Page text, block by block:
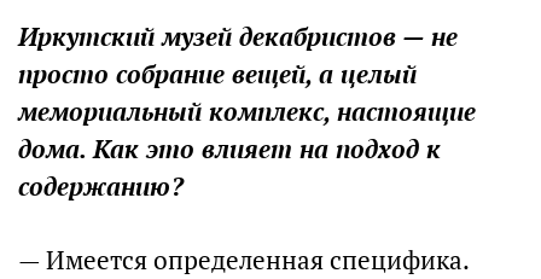
Иркутский музей декабристов — не
просто собрание вещей, а целый
мемориальный комплекс, настоящие
дома. Как это влияет на подход к
содержанию?
— Имеется определенная специфика.